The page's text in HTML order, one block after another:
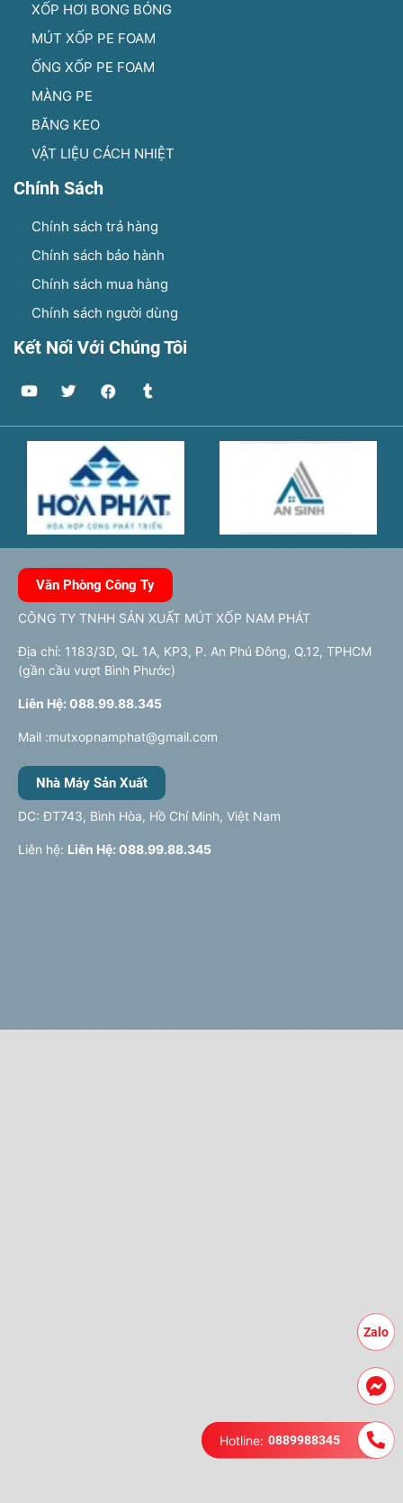
XỐP HƠI BONG BÓNG
MÚT XỐP PE FOAM
ỐNG XỐP PE FOAM
MÀNG PE
BĂNG KEO
VẬT LIỆU CÁCH NHIỆT
Chính Sách
Chính sách trả hàng
Chính sách bảo hành
Chính sách mua hàng
Chính sách người dùng
Kết Nối Với Chúng Tôi
Văn Phòng Công Ty
CÔNG TY TNHH SẢN XUẤT MÚT XỐP NAM PHÁT
Địa chỉ: 1183/3D, QL 1A, KP3, P. An Phú Đông, Q.12, TPHCM
(gần cầu vượt Bình Phước)
Liên Hệ: 088.99.88.345
Mail :mutxopnamphat@gmail.com
Nhà Máy Sản Xuất
DC: ĐT743, Bình Hòa, Hồ Chí Minh, Việt Nam
Liên hệ: Liên Hệ: 088.99.88.345
Zalo
Hotline: 0889988345